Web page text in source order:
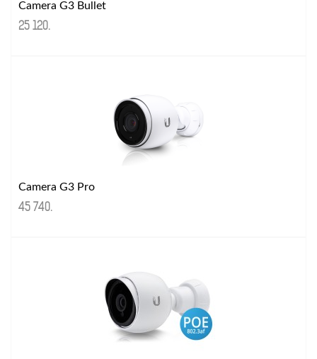
Camera G3 Bullet
25 120.
Camera G3 Pro
45 740.